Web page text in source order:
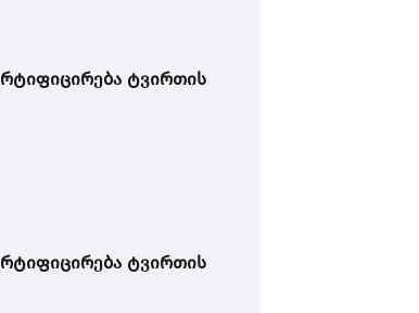
ტვირთის
ტვირთის